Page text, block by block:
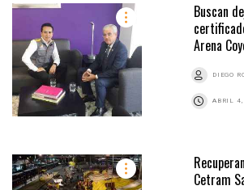
Buscan
Arena
DIEGO
ABRIL
Cetram